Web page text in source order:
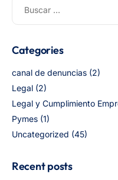
Categories
canal de denuncias (2)
Legal (2)
Legal y Cumplimiento
Pymes (1)
Uncategorized (45)
Recent posts